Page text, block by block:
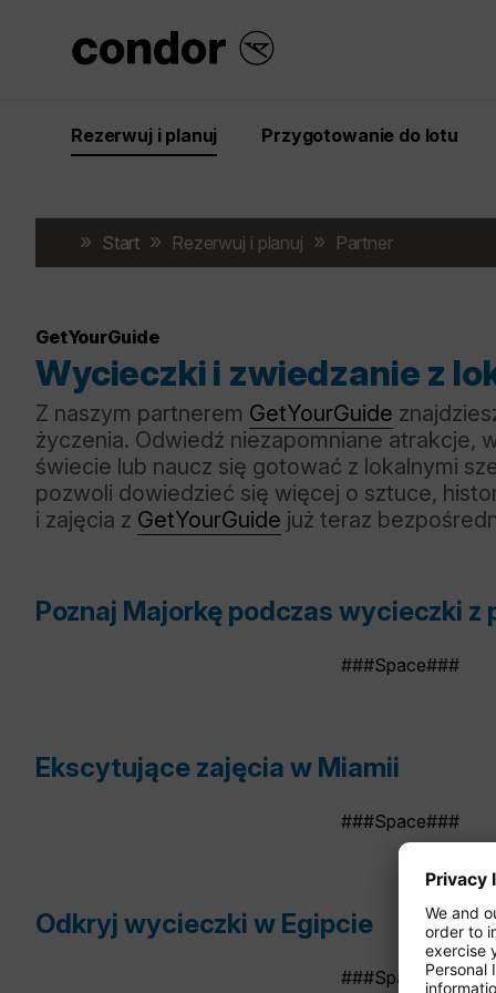
Rezerwuj i planuj Przygotowanie do lotu
Start Rezerwuj i planuj Partner
GetYourGuide
Wycieczki i zwiedzanie z
Z naszym partnerem GetYourGuide
życzenia. Odwiedź niezapomniane atrakcje,
świecie lub naucz się gotować z lokalnymi
pozwoli dowiedzieć się więcej o sztuce,
i zajęcia z GetYourGuide już teraz
Poznaj Majorkę podczas wycieczki z
###Space###
Ekscytujące zajęcia w Miamii
###Space###
Odkryj wycieczki w Egipcie
###Space###